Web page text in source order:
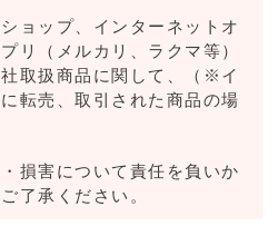
ョップ、インターネットオ
リ（メルカリ、ラクマ等）
取扱商品に関して、（※イ
転売、取引された商品の場
損害について責任を負いか
了承ください。